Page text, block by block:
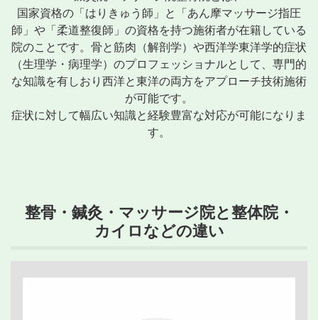
国家資格の「はりきゅう師」と「あん摩マッサージ指圧
師」や「柔道整復師」の資格を持つ施術者が在籍している
院のことです。骨と筋肉（解剖学）や西洋学東洋学的症状
（生理学・病理学）のプロフェッショナルとして、専門的
な知識を有しおり西洋と東洋の両方をアプローチ技術施術
が可能です。
症状に対して幅広い知識と経験豊富な対応が可能になりま
す。
整骨・鍼灸・マッサージ院と整体院・
カイロなどの違い